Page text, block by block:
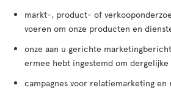
markt-, product- of
voeren om onze producten en
onze aan u gerichte
ermee hebt ingestemd om
campagnes voor relatiemarketing